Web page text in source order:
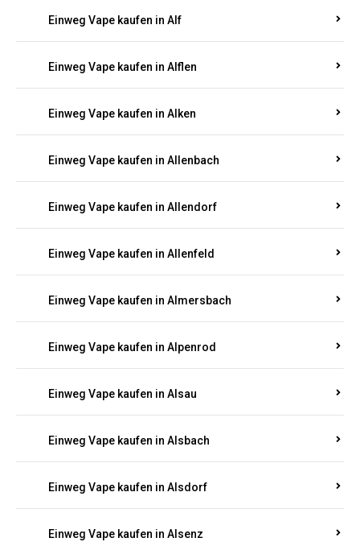
Einweg Vape kaufen in Alflen
Einweg Vape kaufen in Alken
Einweg Vape kaufen in Allenbach
Einweg Vape kaufen in Allendorf
Einweg Vape kaufen in Allenfeld
Einweg Vape kaufen in Almersbach
Einweg Vape kaufen in Alpenrod
Einweg Vape kaufen in Alsau
Einweg Vape kaufen in Alsbach
Einweg Vape kaufen in Alsdorf
Einweg Vape kaufen in Alsenz
Einweg Vape kaufen in Alsheim